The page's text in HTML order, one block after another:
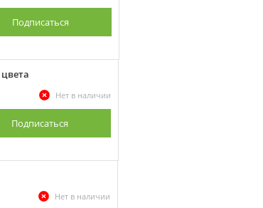
Подписаться
Нет в наличии
Подписаться
Нет в наличии